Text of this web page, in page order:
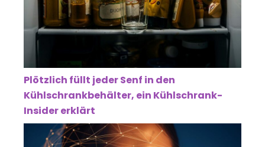
Plötzlich füllt jeder Senf in den
Kühlschrankbehälter, ein Kühlschrank-
Insider erklärt